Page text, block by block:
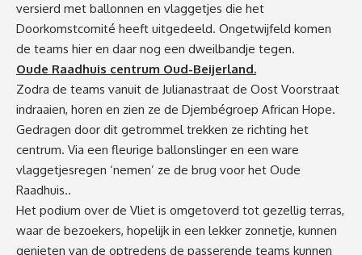
versierd met ballonnen en vlaggetjes die het
Doorkomstcomité heeft uitgedeeld. Ongetwijfeld komen
de teams hier en daar nog een dweilbandje tegen.
Oude Raadhuis centrum Oud-Beijerland.
Zodra de teams vanuit de Julianastraat de Oost Voorstraat
indraaien, horen en zien ze de Djembégroep African Hope.
Gedragen door dit getrommel trekken ze richting het
centrum. Via een fleurige ballonslinger en een ware
vlaggetjesregen ‘nemen’ ze de brug voor het Oude
Raadhuis..
Het podium over de Vliet is omgetoverd tot gezellig terras,
waar de bezoekers, hopelijk in een lekker zonnetje, kunnen
genieten van de optredens de passerende teams kunnen